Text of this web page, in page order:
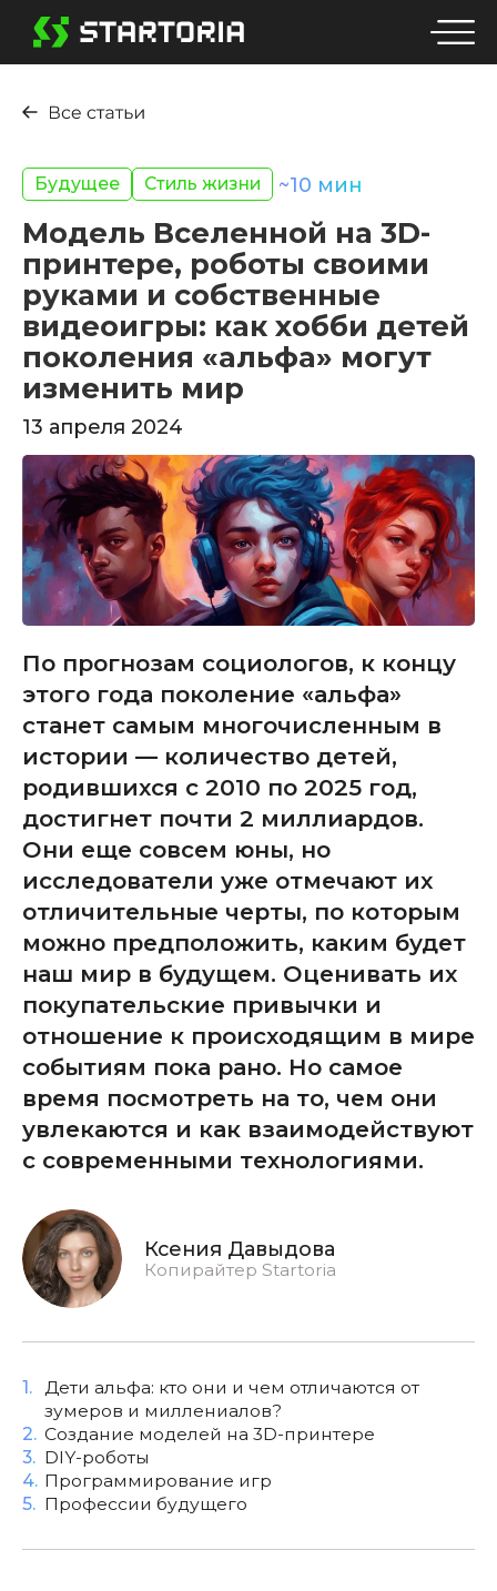
Будущее Стиль жизни ~10 мин
Модель Вселенной на 3D-
принтере, роботы своими
руками и собственные
видеоигры: как хобби детей
поколения «альфа» могут
изменить мир
13 апреля 2024
По прогнозам социологов, к концу
этого года поколение «альфа»
станет самым многочисленным в
истории — количество детей,
родившихся с 2010 по 2025 год,
достигнет почти 2 миллиардов.
Они еще совсем юны, но
исследователи уже отмечают их
отличительные черты, по которым
можно предположить, каким будет
наш мир в будущем. Оценивать их
покупательские привычки и
отношение к происходящим в мире
событиям пока рано. Но самое
время посмотреть на то, чем они
увлекаются и как взаимодействуют
с современными технологиями.
Ксения Давыдова
Копирайтер Startoria
1. Дети альфа: кто они и чем отличаются от
зумеров и миллениалов?
2. Создание моделей на 3D-принтере
3. DIY-роботы
4. Программирование игр
5. Профессии будущего